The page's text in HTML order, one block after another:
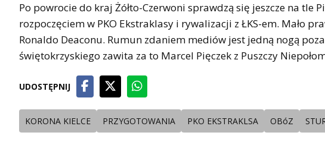
Po powrocie do kraj Żółto-Czerwoni sprawdzą się jeszcze na tle
rozpoczęciem w PKO Ekstraklasy i rywalizacji z ŁKS-em. Mało
Ronaldo Deaconu. Rumun zdaniem mediów jest jedną nogą
świętokrzyskiego zawita za to Marcel Pięczek z Puszczy
UDOSTĘPNIJ
KORONA KIELCE PRZYGOTOWANIA PKO EKSTRAKLSA OBóZ